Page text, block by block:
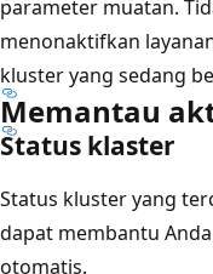
parameter muatan.
menonaktifkan
kluster yang sedang
Memantau
Status klaster
Status kluster yang
dapat membantu
otomatis.